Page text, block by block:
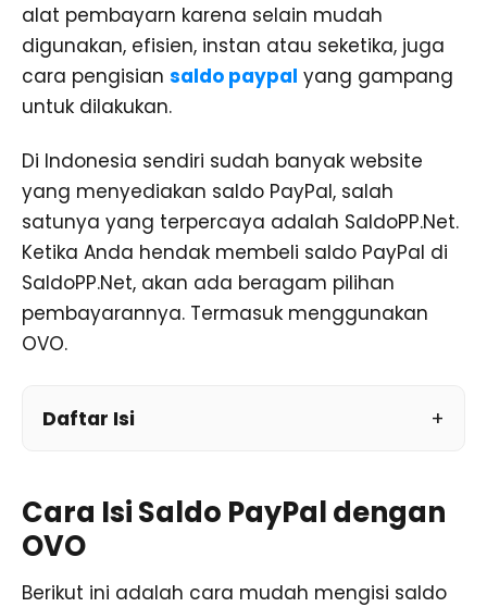
alat pembayarn karena selain mudah
digunakan, efisien, instan atau seketika, juga
cara pengisian saldo paypal yang gampang
untuk dilakukan.
Di Indonesia sendiri sudah banyak website
yang menyediakan saldo PayPal, salah
satunya yang terpercaya adalah SaldoPP.Net.
Ketika Anda hendak membeli saldo PayPal di
SaldoPP.Net, akan ada beragam pilihan
pembayarannya. Termasuk menggunakan
OVO.
Daftar Isi
Cara Isi Saldo PayPal dengan
OVO
Berikut ini adalah cara mudah mengisi saldo